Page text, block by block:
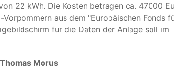
22 kWh. Die Kosten betragen ca. 47000
aus dem "Europäischen Fonds
für die Daten der Anlage soll im
Morus